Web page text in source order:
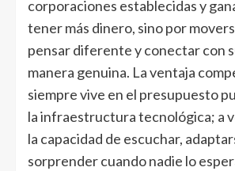
corporaciones establecidas y
tener más dinero, sino por
pensar diferente y conectar con
manera genuina. La ventaja
siempre vive en el presupuesto
la infraestructura tecnológica; a
la capacidad de escuchar,
sorprender cuando nadie lo